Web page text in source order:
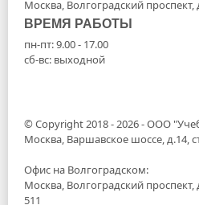
Москва, Волгоградский проспект,
ВРЕМЯ РАБОТЫ
пн-пт: 9.00 - 17.00
сб-вс: выходной
© Copyright 2018 - 2026 - ООО
Москва, Варшавское шоссе, д.14,
Офис на Волгоградском:
Москва, Волгоградский
511